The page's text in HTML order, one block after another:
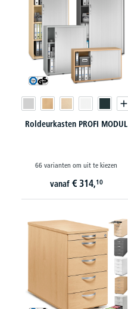
Roldeurkasten PROFI MODUL
66 varianten om uit te kiezen
vanaf € 314,10